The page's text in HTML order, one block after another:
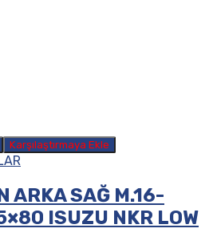
Karşılaştırmaya Ekle
ARKA SAĞ M.16-
ISUZU NKR LOW